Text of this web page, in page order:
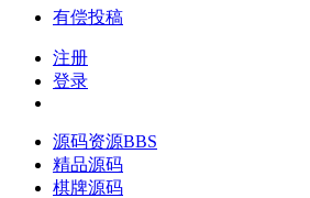
有偿投稿
注册
登录
源码资源BBS
精品源码
棋牌源码